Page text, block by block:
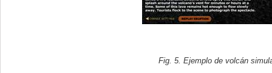
Fig. 5. Ejemplo de volcán